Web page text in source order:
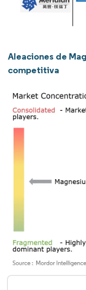
Aleaciones de
competitiva